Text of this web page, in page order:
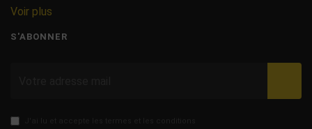
Voir plus
S'ABONNER